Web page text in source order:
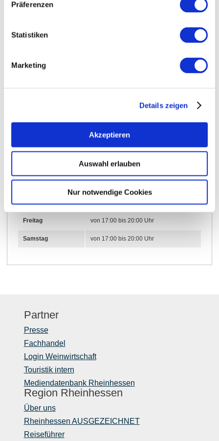
Präferenzen
Statistiken
Marketing
Details zeigen
Akzeptieren
Auswahl erlauben
Nur notwendige Cookies
08.08.2023 bis 01.04.2028
01.04.2021 bis 01.04.2028
Donnerstag von 17:00 bis 20:00 Uhr
Freitag von 17:00 bis 20:00 Uhr
Samstag von 17:00 bis 20:00 Uhr
Partner
Presse
Fachhandel
Login Weinwirtschaft
Touristik intern
Mediendatenbank Rheinhessen
Region Rheinhessen
Über uns
Rheinhessen AUSGEZEICHNET
Reiseführer